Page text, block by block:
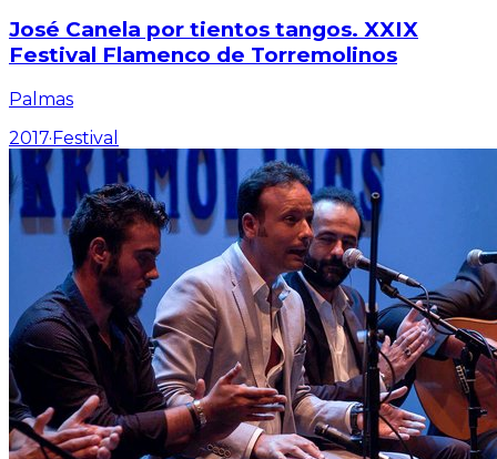
José Canela por tientos tangos. XXIX
Festival Flamenco de Torremolinos
Palmas
2017·Festival